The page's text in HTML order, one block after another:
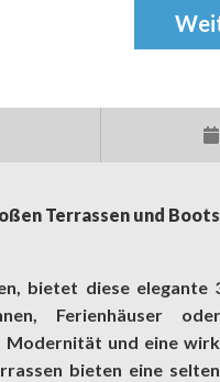
Terrassen und
bietet diese elegante
Ferienhäuser
und eine
bieten eine